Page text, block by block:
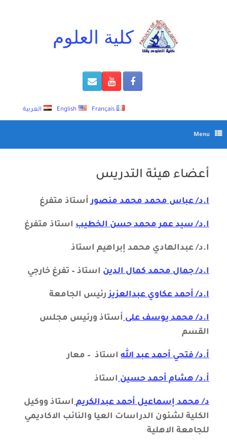
كلية العلوم
العربية English Français
Menu
أعضاء هيئة التدريس
ا.د/ عباس محمد محمد منصور أستاذ متفرغ
ا.د/ سيد عمر محمد حسن الخطيب استاذ متفرغ
ا.د/ عبدالهادي محمد إبراهيم استاذ
ا.د/ جمال محمد كمال الدين استاذ – تفرغ خارجي
ا.د/ أحمد عكاوي عبدالعزيز رئيس الجامعة
ا.د/ محمد يوسف على أستاذ ورئيس مجلس
القسم
أ.د/ فتحي أحمد عبد الله استاذ – معار
أ.د/ هشام أحمد حسين استاذ
د/ محمد إسماعيل أحمد عبدالكريم استاذ ووكيل
الكلية لشئون الدراسات العيا والنائب الاكاديمي
للجامعة الاهلية